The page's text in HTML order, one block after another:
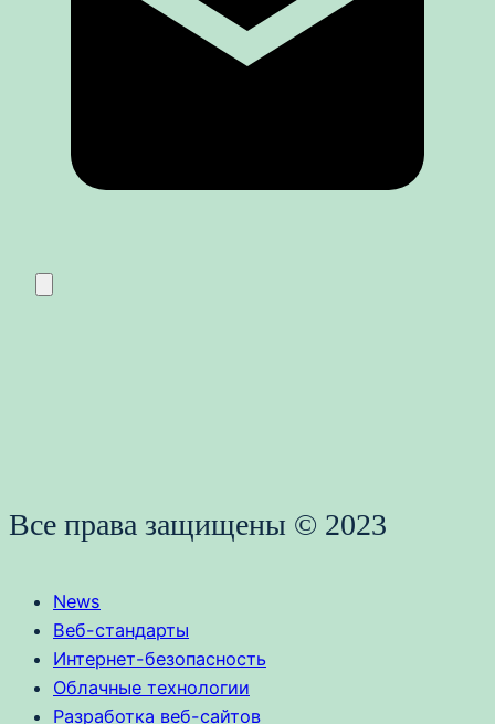
Все права защищены © 2023
News
Веб-стандарты
Интернет-безопасность
Облачные технологии
Разработка веб-сайтов